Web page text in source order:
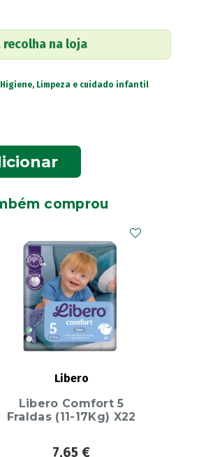
na loja
Higiene, Limpeza e cuidado infantil
comprou
Libero
Libero Comfort 5
Fraldas (11-17Kg) X22
7,65€